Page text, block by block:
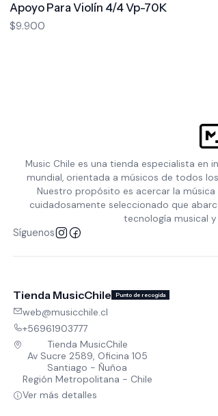
Apoyo Para Violín 4/4 Vp-70K
$9.900
Music Chile es una tienda especialista en
mundial, orientada a músicos de todos
Nuestro propósito es acercar la
cuidadosamente seleccionado que
tecnología musical
Síguenos
Tienda MusicChile Punto de recogida
web@musicchile.cl
+56961903777
Tienda MusicChile
Av Sucre 2589, Oficina 105
Santiago - Ñuñoa
Región Metropolitana - Chile
Ver más detalles